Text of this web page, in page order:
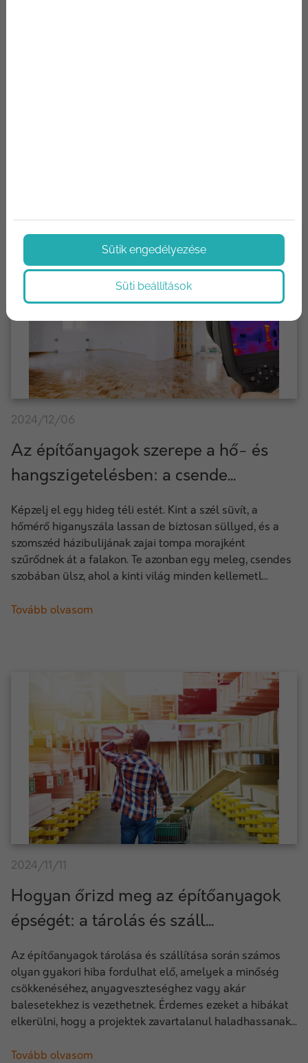
2024/12/06
Az építőanyagok szerepe a hő- és
hangszigetelésben: a csende...
Képzelj el egy hideg téli estét. Kint a szél süvít, a
hőmérő higanyszála lassan de biztosan süllyed, és a
szomszéd házibulijának zajai tompa morajként
szűrődnek át a falakon. Te azonban egy meleg, csendes
szobában ülsz, ahol a kinti világ minden kellemetl...
Tovább olvasom
2024/11/11
Hogyan őrizd meg az építőanyagok
épségét: a tárolás és száll...
Az építőanyagok tárolása és szállítása során számos
olyan gyakori hiba fordulhat elő, amelyek a minőség
csökkenéséhez, anyagveszteséghez vagy akár
balesetekhez is vezethetnek. Érdemes ezeket a hibákat
elkerülni, hogy a projektek zavartalanul haladhassanak...
Tovább olvasom
Sütik engedélyezése
Süti beállítások